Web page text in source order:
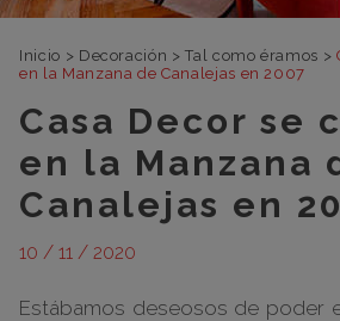
Inicio > Decoración >Tal como éramos >
en la Manzana de Canalejas en 2007
Casa Decor se
en la Manzana
Canalejas en
10 / 11 / 2020
Estábamos deseosos de poder